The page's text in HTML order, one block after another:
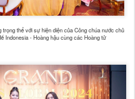
thể với sự hiện diện của Công chúa nước chủ
Indonesia - Hoàng hậu cùng các Hoàng tử